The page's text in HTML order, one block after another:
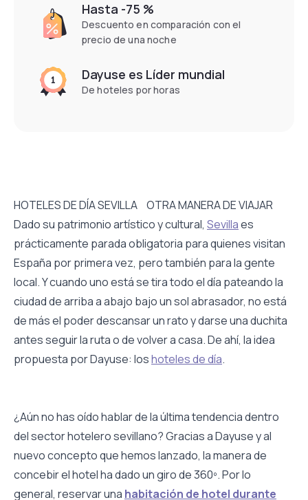
Hasta -75 %
Descuento en comparación con el
precio de una noche
Dayuse es Líder mundial
De hoteles por horas
HOTELES DE DÍA SEVILLA OTRA MANERA DE VIAJAR
Dado su patrimonio artístico y cultural, Sevillaes
prácticamente parada obligatoria para quienes visitan
España por primera vez, pero también para la gente
local. Y cuando uno está se tira todo el día pateando la
ciudad de arriba a abajo bajo un sol abrasador, no está
de más el poder descansar un rato y darse una duchita
antes seguir la ruta o de volver a casa. De ahí, la idea
propuesta por Dayuse: loshoteles de día.
¿Aún no has oído hablar de la última tendencia dentro
del sector hotelero sevillano? Gracias a Dayuse y al
nuevo concepto que hemos lanzado, la manera de
concebir el hotel ha dado un giro de 360º. Por lo
general, reservar una habitación de hotel durante